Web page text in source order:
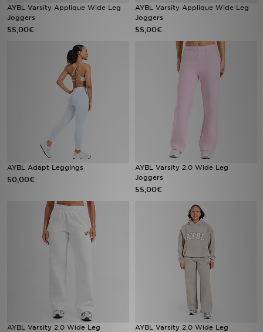
AYBL Varsity Applique Wide Leg
Joggers
55,00€
AYBL Varsity Applique Wide Leg
Joggers
55,00€
AYBL Adapt Leggings
50,00€
AYBL Varsity 2.0 Wide Leg
Joggers
55,00€
AYBL Varsity 2.0 Wide Leg
AYBL Varsity 2.0 Wide Leg
VER MARCAS
LOCALIZADOR DE LOJAS
SUBSCREVE
ESTADO DO TEU PEDIDO
FAZ DOWNLOAD DA APP
TRABALHA CONNOSCO